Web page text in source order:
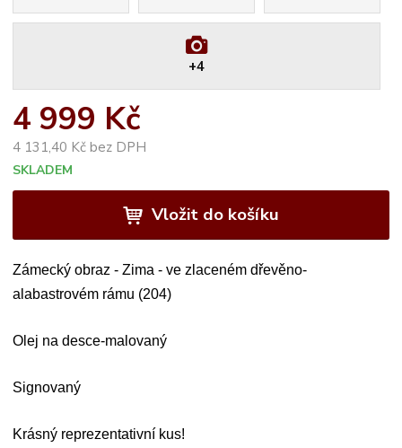
+4
4 999 Kč
4 131,40 Kč bez DPH
SKLADEM
Vložit do košíku
Zámecký obraz - Zima - ve zlaceném dřevěno-
alabastrovém rámu (204)
Olej na desce-malovaný
Signovaný
Krásný reprezentativní kus!